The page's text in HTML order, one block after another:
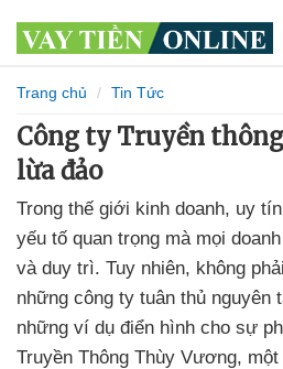
Trang chủ Tin Tức
Công ty Truyền
lừa đảo
Trong thế giới kinh doanh, uy
yếu tố quan trọng mà mọi
và duy trì. Tuy nhiên, không
những công ty tuân thủ nguyên
những ví dụ điển hình cho sự
Truyền Thông Thùy Vương,